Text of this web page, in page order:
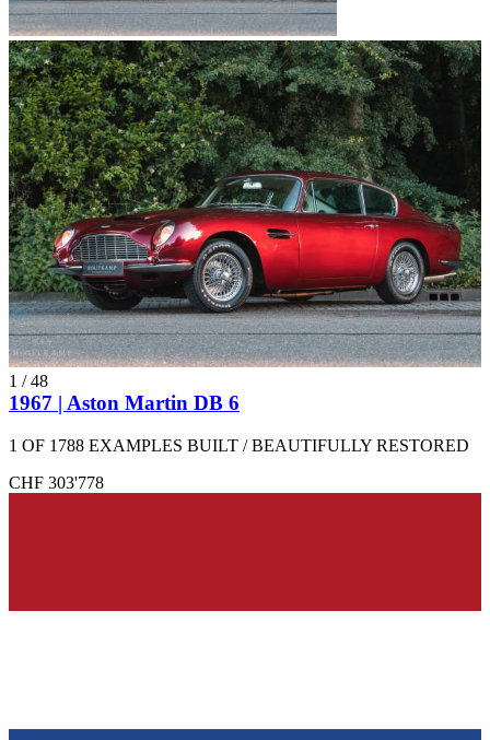
1 /48
1967 | Aston Martin DB 6
1 OF 1788 EXAMPLES BUILT / BEAUTIFULLY RESTORED
CHF 303'778